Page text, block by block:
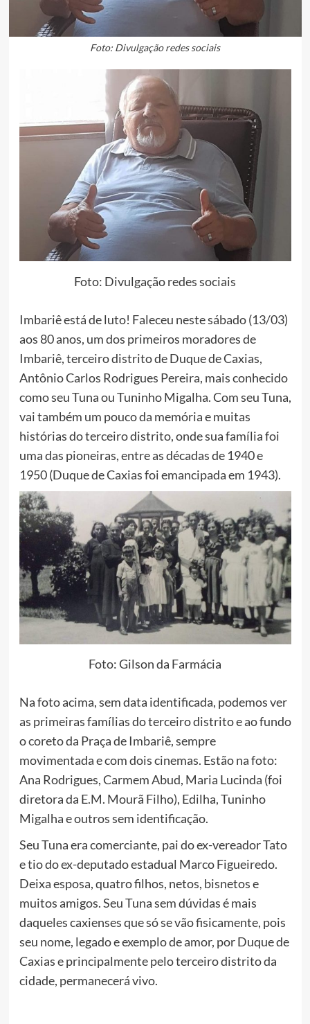
Foto: Divulgação redes sociais
Foto: Divulgação redes sociais
Imbariê está de luto! Faleceu neste sábado (13/03)
aos 80 anos, um dos primeiros moradores de
Imbariê, terceiro distrito de Duque de Caxias,
Antônio Carlos Rodrigues Pereira, mais conhecido
como seu Tuna ou Tuninho Migalha. Com seu Tuna,
vai também um pouco da memória e muitas
histórias do terceiro distrito, onde sua família foi
uma das pioneiras, entre as décadas de 1940 e
1950 (Duque de Caxias foi emancipada em 1943).
Foto: Gilson da Farmácia
Na foto acima, sem data identificada, podemos ver
as primeiras famílias do terceiro distrito e ao fundo
o coreto da Praça de Imbariê, sempre
movimentada e com dois cinemas. Estão na foto:
Ana Rodrigues, Carmem Abud, Maria Lucinda (foi
diretora da E.M. Mourã Filho), Edilha, Tuninho
Migalha e outros sem identificação.
Seu Tuna era comerciante, pai do ex-vereador Tato
e tio do ex-deputado estadual Marco Figueiredo.
Deixa esposa, quatro filhos, netos, bisnetos e
muitos amigos. Seu Tuna sem dúvidas é mais
daqueles caxienses que só se vão fisicamente, pois
seu nome, legado e exemplo de amor, por Duque de
Caxias e principalmente pelo terceiro distrito da
cidade, permanecerá vivo.